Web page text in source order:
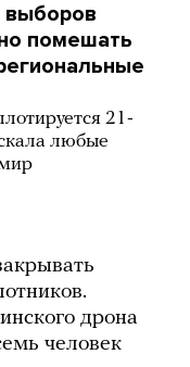
выборов
помешать
21-
любые
дрона
человек